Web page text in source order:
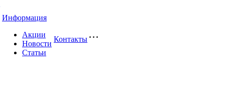
Информация
Акции
Новости
Статьи
Контакты